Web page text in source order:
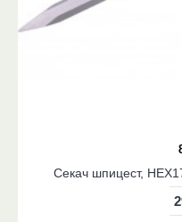
Секач шпицест,